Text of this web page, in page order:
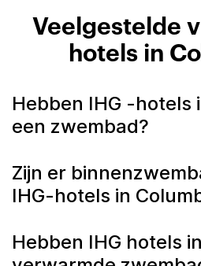
Veelgestelde
hotels in
Hebben IHG -hotels
een zwembad?
Zijn er
IHG-hotels in
Hebben IHG hotels